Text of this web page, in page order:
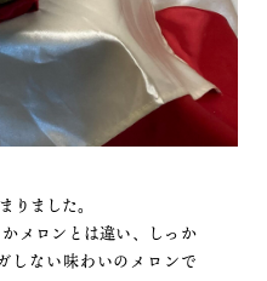
りました。
メロンとは違い、しっか
しない味わいのメロンで